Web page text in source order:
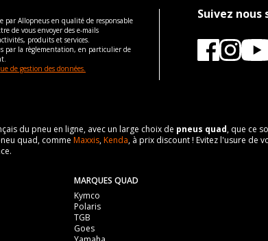
par Allopneus en qualité de responsable
de vous envoyer des e-mails
produits et services.
par la règlementation, en particulier de
de gestion des données.
Suivez nous
du pneu en ligne, avec un large choix de pneus quad, que ce
quad, comme Maxxis,Kenda, à prix discount ! Evitez l'usure de
MARQUES QUAD
Kymco
Polaris
TGB
Goes